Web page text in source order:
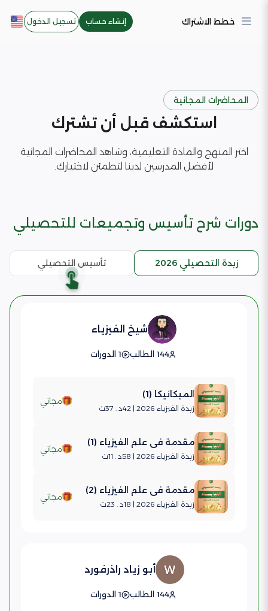
خطط الاشتراك إنشاء حساب تسجيل الدخول
المحاضرات المجانية
استكشف قبل أن تشترك
اختر المنهج والمادة التعليمية، وشاهد المحاضرات المجانية
لأفضل المدرسين لدينا لتطمئن لاختيارك.
دورات شرح تأسيس وتجميعات للتحصيلي
زبدة التحصيلي 2026 تأسيس التحصيلي
شيخ الفيزياء
144 الطالب 1 الدورات
الميكانيكا (1)
زبدة الفيزياء 2026 | 42د . 37ث
مجاني
مقدمة في علم الفيزياء (1)
زبدة الفيزياء 2026 | 58د . 11ث
مجاني
مقدمة في علم الفيزياء (2)
زبدة الفيزياء 2026 | 18د . 23ث
مجاني
أبو زياد راذرفورد
144 الطالب 1 الدورات